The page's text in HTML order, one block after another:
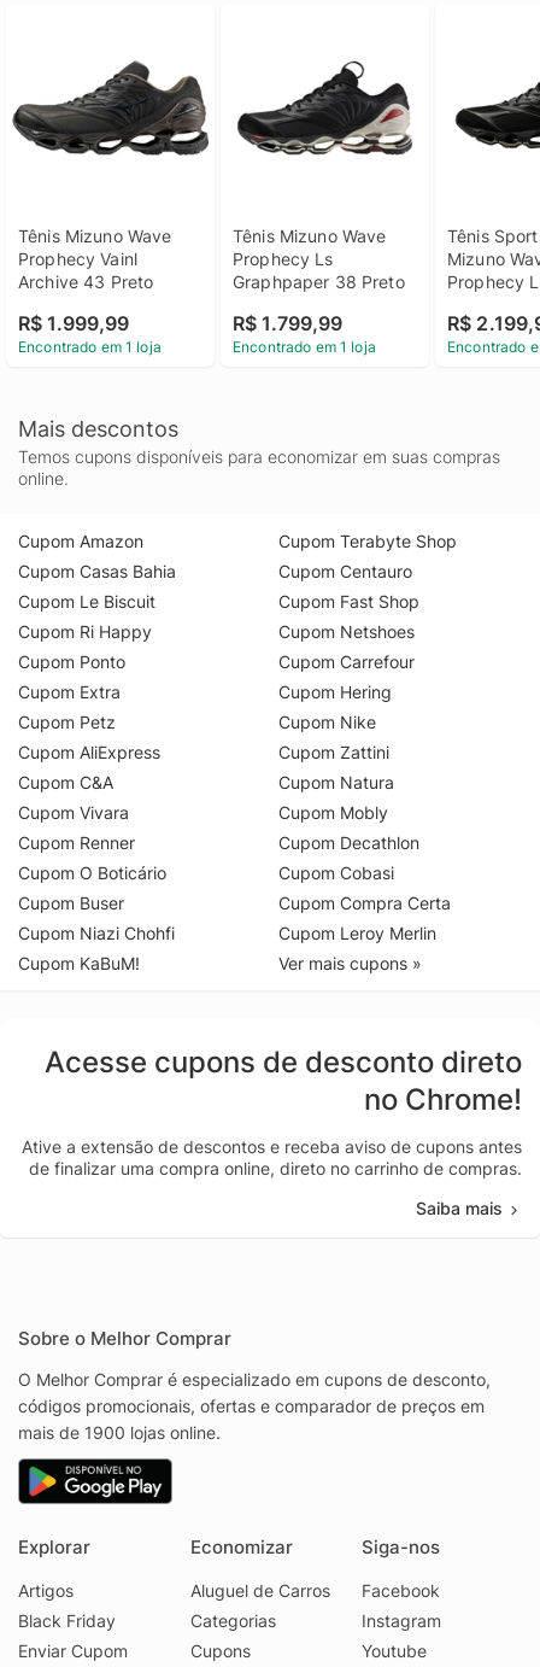
Tênis Mizuno Wave
Prophecy Vainl
Archive 43 Preto
R$ 1.999,99
Encontrado em 1 loja
Tênis Mizuno Wave
Prophecy Ls
Graphpaper 38 Preto
R$ 1.799,99
Encontrado em 1 loja
Tênis
Mizuno
Prophecy
R$
Encontrado
Mais descontos
Temos cupons disponíveis para economizar em suas compras
online.
Cupom Amazon
Cupom Casas Bahia
Cupom Le Biscuit
Cupom Ri Happy
Cupom Ponto
Cupom Extra
Cupom Petz
Cupom AliExpress
Cupom C&A
Cupom Vivara
Cupom Renner
Cupom O Boticário
Cupom Buser
Cupom Niazi Chohfi
Cupom KaBuM!
Cupom Terabyte Shop
Cupom Centauro
Cupom Fast Shop
Cupom Netshoes
Cupom Carrefour
Cupom Hering
Cupom Nike
Cupom Zattini
Cupom Natura
Cupom Mobly
Cupom Decathlon
Cupom Cobasi
Cupom Compra Certa
Cupom Leroy Merlin
Ver mais cupons »
Acesse cupons de desconto direto
no Chrome!
Ative a extensão de descontos e receba aviso de cupons antes
de finalizar uma compra online, direto no carrinho de compras.
Saiba mais
Sobre o Melhor Comprar
O Melhor Comprar é especializado em cupons de desconto,
códigos promocionais, ofertas e comparador de preços em
mais de 1900 lojas online.
Explorar
Artigos
Black Friday
Enviar Cupom
Economizar
Aluguel de Carros
Categorias
Cupons
Siga-nos
Facebook
Instagram
Youtube